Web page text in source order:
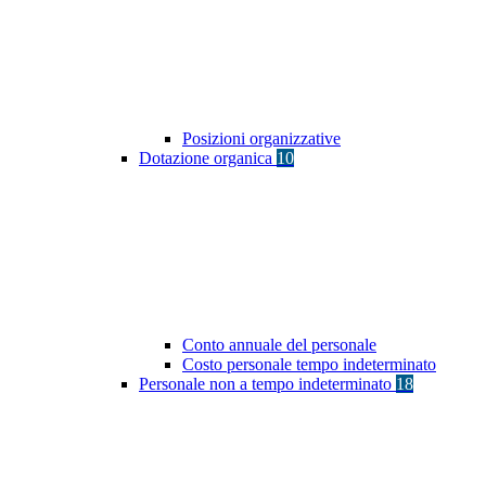
Posizioni organizzative
Dotazione organica 10
Conto annuale del personale
Costo personale tempo indeterminato
Personale non a tempo indeterminato 18